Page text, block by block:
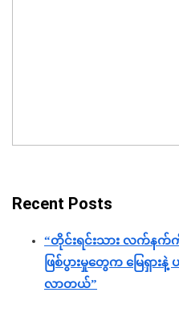
Recent Posts
“တိုင်းရင်းသား လက်နက်
ဖြစ်ပွားမှုတွေက မြေရှာ
လာတယ်”